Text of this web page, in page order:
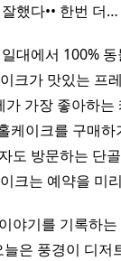
했다•• 한번 더…
대에서 100%
크가 맛있는 프레
가 가장 좋아하는
케이크를 구매하
도 방문하는 단
크는 예약을 미
야기를 기록하
늘은 풍경이 디저